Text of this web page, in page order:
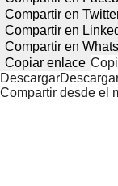
Compartir en
Compartir en
Compartir en
Copiar enlace
Descargar
Compartir desde el